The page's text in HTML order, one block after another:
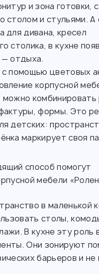
и зона готовки,
столом и стульями. А
для дивана, кресел
столика, в кухне
— отдыха.
помощью цветовых
корпусной
комбинировать
формы. Это
детских:
маркирует своя
способ помогут
мебели
в маленькой
столы,
В кухне эту роль
Они зонируют
барьеров и не